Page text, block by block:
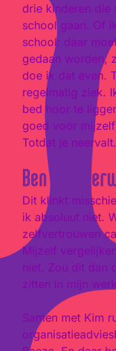
drie kinderen die
school gaan. Of
school: daar
gedaan worden,
doe ik dat even.
regelmatig ziek.
bed hoor te
goed voor
Totdat je
Ben ik
Dit klinkt
ik absoluut niet.
zelfvertrouwen
Mijzelf
niet. Zou dit dan
zitten in mijn
Samen met Kim